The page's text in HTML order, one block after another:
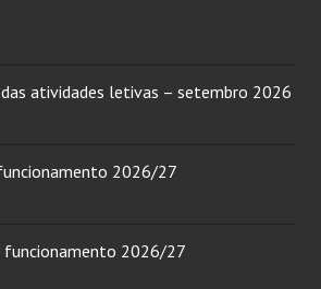
atividades letivas – setembro 2026
2026/27
funcionamento 2026/27